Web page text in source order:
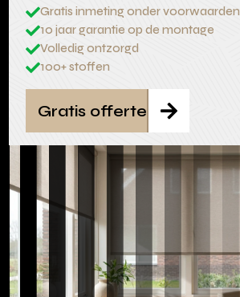
Gratis inmeting onder voorwaarden
10 jaar garantie op de montage
Volledig ontzorgd
100+ stoffen

Gratis offerte